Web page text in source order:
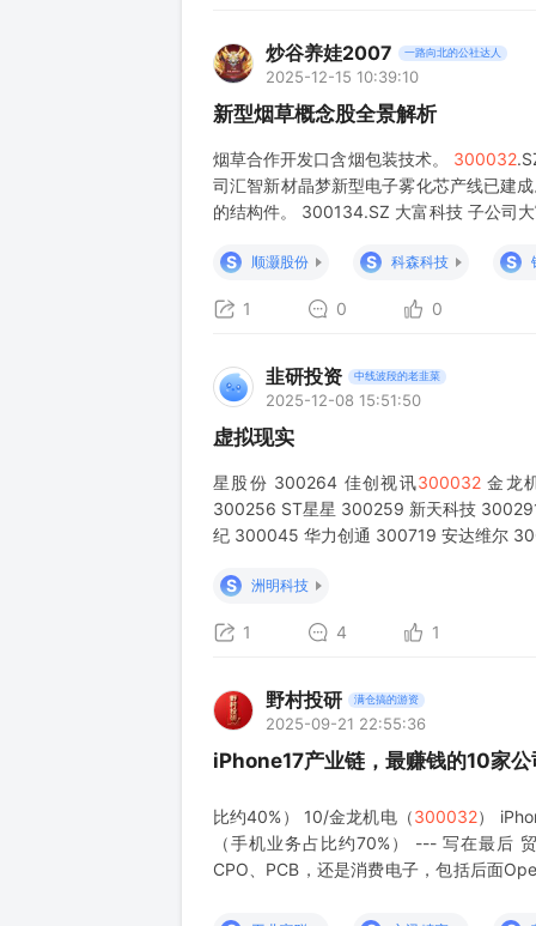
炒谷养娃2007 一路向北的公社达人
2025-12-15 10:39:10
新型烟草概念股全景解析
烟草合作开发口含烟包装技术。 300032
司汇智新材晶梦新型电子雾化芯产线已建
的结构件。 300134.SZ 大富科技 子公司
S
顺灏股份 S 科森科技 S
1 0 0
韭研投资 中线波段的老韭菜
2025-12-08 15:51:50
虚拟现实
星股份 300264 佳创视讯300032 金龙
300256 ST星星 300259 新天科技
纪 300045 华力创通 300719 安达维尔
S 洲明科技
1 4 1
野村投研 满仓搞的游资
2025-09-21 22:55:36
iPhone17产业链，最赚钱的10家公
比约40%） 10/金龙机电（300032）
（手机业务占比约70%） --- 写在最后
CPO、PCB，还是消费电子，包括后面